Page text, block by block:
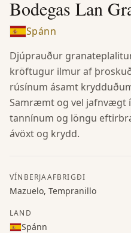
Bodegas Lan
Spánn
Djúprauður
kröftugur ilmur af
rúsínum ásamt
Samræmt og vel jafnvægt
tannínum og löngu
ávöxt og krydd.
VÍNBERJAAFBRIGÐI
Mazuelo, Tempranillo
LAND
Spánn